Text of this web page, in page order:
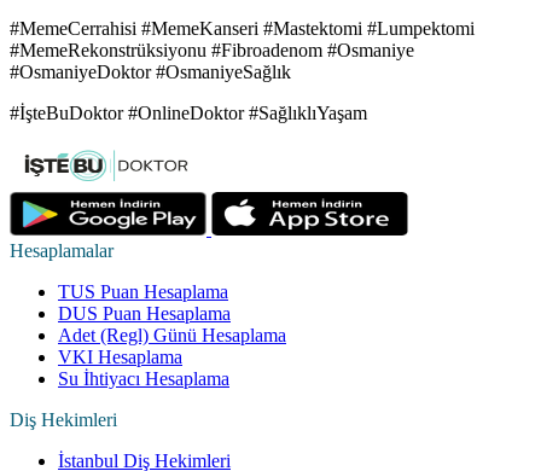
#MemeCerrahisi #MemeKanseri #Mastektomi #Lumpektomi
#MemeRekonstrüksiyonu #Fibroadenom #Osmaniye
#OsmaniyeDoktor #OsmaniyeSağlık
#İşteBuDoktor #OnlineDoktor #SağlıklıYaşam
Hesaplamalar
TUS Puan Hesaplama
DUS Puan Hesaplama
Adet (Regl) Günü Hesaplama
VKI Hesaplama
Su İhtiyacı Hesaplama
Diş Hekimleri
İstanbul Diş Hekimleri